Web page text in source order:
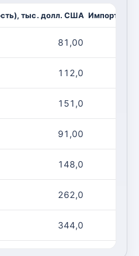
тыс. долл. США Импорт
81,00
112,0
151,0
91,00
148,0
262,0
344,0